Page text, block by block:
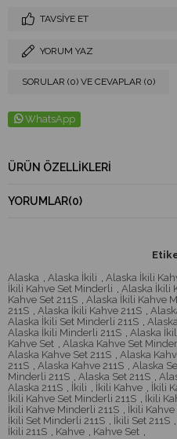
TAVSIYE ET
YORUM YAZ
SORULAR (0) VE CEVAPLAR (0)
WhatsApp
ÜRÜN ÖZELLIKLERI
YORUMLAR(0)
Alaska , Alaska İkili , Alaska İkili
İkili Kahve Set Minderli , Alaska İkili
Kahve Set 211S , Alaska İkili Kahve
211S , Alaska İkili Kahve 211S ,
Alaska İkili Set Minderli 211S ,
Alaska İkili Minderli 211S , Alaska
Kahve Set , Alaska Kahve Set
Alaska Kahve Set 211S , Alaska
211S , Alaska Kahve 211S , Alaska
Minderli 211S , Alaska Set 211S ,
Alaska 211S , İkili , İkili Kahve , İkili
İkili Kahve Set Minderli 211S , İkili
İkili Kahve Minderli 211S , İkili Kahve
İkili Set Minderli 211S , İkili Set 211S ,
İkili 211S , Kahve , Kahve Set ,